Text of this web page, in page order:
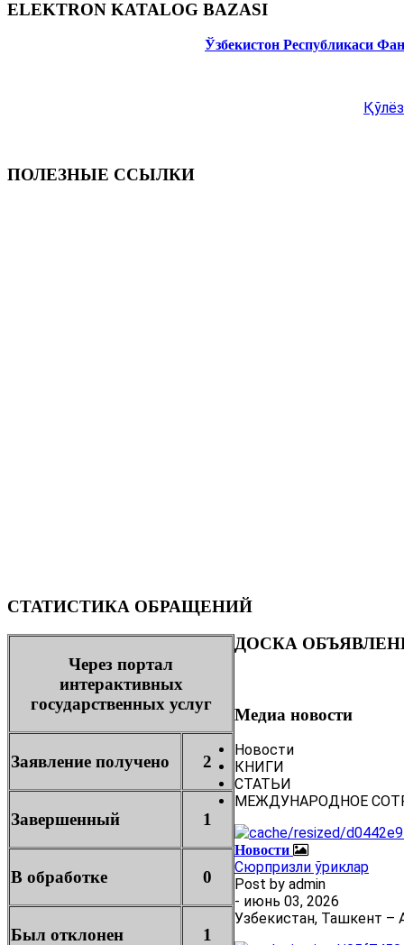
ELEKTRON KATALOG BAZASI
Ўзбекистон Республикаси
ПОЛЕЗНЫЕ ССЫЛКИ
СТАТИСТИКА ОБРАЩЕНИЙ
Через портал
интерактивных
государственных услуг
Заявление получено 2
Завершенный 1
В обработке 0
Был отклонен 1
ДОСКА
Медиа новости
Новости
КНИГИ
СТАТЬИ
МЕЖДУНАРОДНОЕ
Новости
Сюрпризли ўриклар
Post by admin
- июнь 03, 2026
Узбекистан, Ташкент –